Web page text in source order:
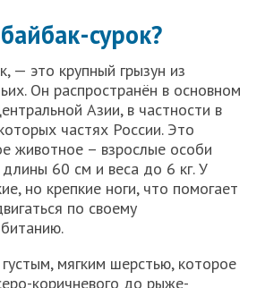
сурок?
— это крупный грызун из
Он распространён в основном
Азии, в частности в
частях России. Это
животное – взрослые особи
длины 60 см и веса до 6 кг. У
но крепкие ноги, что помогает
по своему
мягким шерстью, которое
коричневого до рыже-